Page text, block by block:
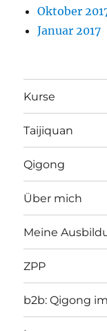
Oktober
Januar 2017
Kurse
Taijiquan
Qigong
Über mich
Meine
ZPP
b2b: Qigong